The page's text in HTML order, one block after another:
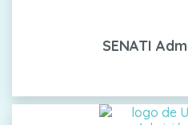
SENATI